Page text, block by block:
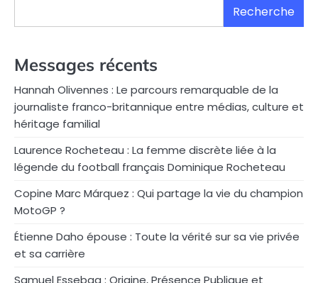
Recherche
Messages récents
Hannah Olivennes : Le parcours remarquable de la
journaliste franco-britannique entre médias, culture et
héritage familial
Laurence Rocheteau : La femme discrète liée à la
légende du football français Dominique Rocheteau
Copine Marc Márquez : Qui partage la vie du champion
MotoGP ?
Étienne Daho épouse : Toute la vérité sur sa vie privée
et sa carrière
Samuel Essebag : Origine, Présence Publique et